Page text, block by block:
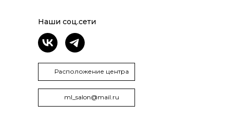
Наши соц.сети
Расположение центра
ml_salon@mail.ru